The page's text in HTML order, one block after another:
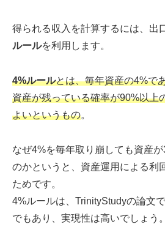
得られる収入を計算するには、出
ルールを利用します。
4%ルールとは、毎年資産の4%で
資産が残っている確率が90%以上
よいというもの。
なぜ4%を毎年取り崩しても資産
のかというと、資産運用による利
ためです。
4%ルールは、TrinityStudyの論文
でもあり、実現性は高いでしょう。